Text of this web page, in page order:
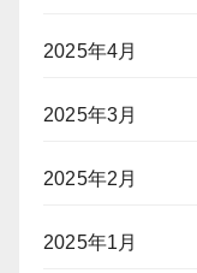
2025年4月
2025年3月
2025年2月
2025年1月